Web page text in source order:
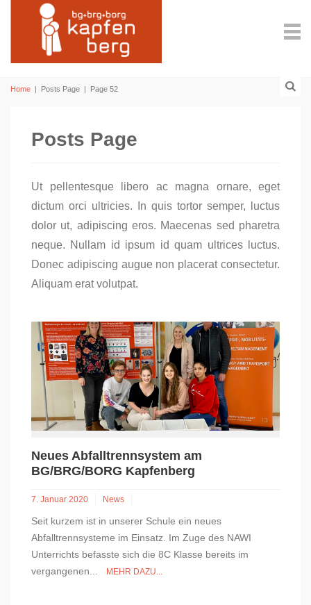
Home | Posts Page | Page 52
Posts Page
Ut pellentesque libero ac magna ornare, eget
dictum orci ultricies. In quis tortor semper, luctus
dolor ut, adipiscing eros. Maecenas sed pharetra
neque. Nullam id ipsum id quam ultrices luctus.
Donec adipiscing augue non placerat consectetur.
Aliquam erat volutpat.
Neues Abfalltrennsystem am
BG/BRG/BORG Kapfenberg
7. Januar 2020 News
Seit kurzem ist in unserer Schule ein neues
Abfalltrennsysteme im Einsatz. Im Zuge des NAWI
Unterrichts befasste sich die 8C Klasse bereits im
vergangenen...
MEHR DAZU...